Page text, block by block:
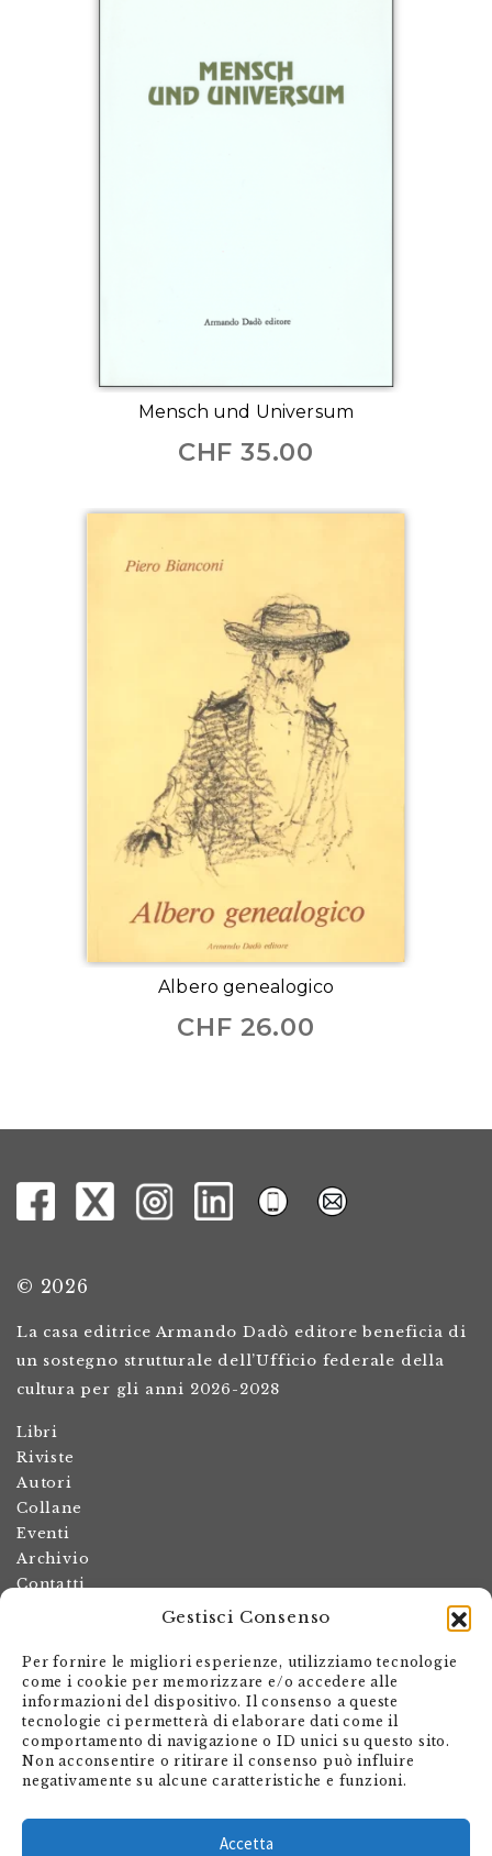
Gestisci Consenso
Per fornire le migliori esperienze, utilizziamo tecnologie
come i cookie per memorizzare e/o accedere alle
informazioni del dispositivo. Il consenso a queste
tecnologie ci permetterà di elaborare dati come il
comportamento di navigazione o ID unici su questo sito.
Non acconsentire o ritirare il consenso può influire
negativamente su alcune caratteristiche e funzioni.
Accetta
Mensch und Universum
CHF 35.00
Albero genealogico
CHF 26.00
© 2026
La casa editrice Armando Dadò editore beneficia di
un sostegno strutturale dell’Ufficio federale della
cultura per gli anni 2026-2028
Libri
Riviste
Autori
Collane
Eventi
Archivio
Contatti
Termini e condizioni
Spese di spedizione
Politica dei resi
Informativa sulla privacy
Il mio account
Carrello
Via Giovanni Antonio Orelli 29